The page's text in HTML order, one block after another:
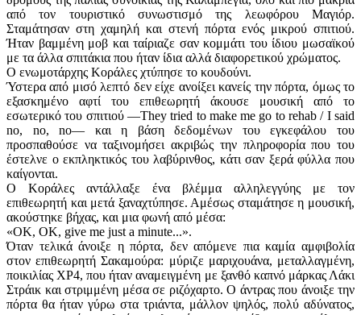
από τον τουριστικό συνωστισμό της λεωφόρου Μαγιόρ.
Σταμάτησαν στη χαμηλή και στενή πόρτα ενός μικρού σπιτιού.
Ήταν βαμμένη μοβ και ταίριαζε σαν κομμάτι του ίδιου μωσαϊκού
με τα άλλα σπιτάκια που ήταν ίδια αλλά διαφορετικού χρώματος.
Ο ενωμοτάρχης Κοράλες χτύπησε το κουδούνι.
Ύστερα από μισό λεπτό δεν είχε ανοίξει κανείς την πόρτα, όμως το
εξασκημένο αφτί του επιθεωρητή άκουσε μουσική από το
εσωτερικό του σπιτιού —They tried to make me go to rehab / I said
no, no, no— και η βάση δεδομένων του εγκεφάλου του
προσπαθούσε να ταξινομήσει ακριβώς την πληροφορία που του
έστελνε ο εκπληκτικός του λαβύρινθος, κάτι σαν ξερά φύλλα που
καίγονται.
Ο Κοράλες αντάλλαξε ένα βλέμμα αλληλεγγύης με τον
επιθεωρητή και μετά ξαναχτύπησε. Αμέσως σταμάτησε η μουσική,
ακούστηκε βήχας, και μια φωνή από μέσα:
«ΟΚ, ΟΚ, give me just a minute...».
Όταν τελικά άνοιξε η πόρτα, δεν απόμενε πια καμία αμφιβολία
στον επιθεωρητή Σακαμούρα: μύριζε μαριχουάνα, μεταλλαγμένη,
ποικιλίας ΧΡ4, που ήταν αναμειγμένη με ξανθό καπνό μάρκας Λάκι
Στράικ και στριμμένη μέσα σε ριζόχαρτο. Ο άντρας που άνοιξε την
πόρτα θα ήταν γύρω στα τριάντα, μάλλον ψηλός, πολύ αδύνατος,